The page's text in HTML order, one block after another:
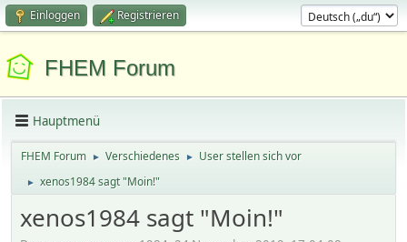
Einloggen Registrieren
FHEM Forum
Hauptmenü
FHEM Forum ► Verschiedenes ► User stellen sich vor
► xenos1984 sagt "Moin!"
xenos1984 sagt "Moin!"